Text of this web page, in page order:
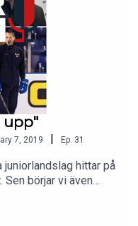
upp"
7, 2019 | Ep. 31
juniorlandslag hittar på
Sen börjar vi även
av stapeln i Sverige.I
våra